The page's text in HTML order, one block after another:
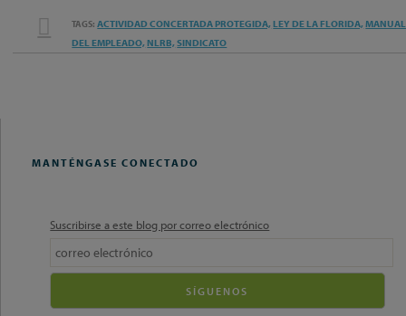
TWEET
LIKE
EMAIL
THIS
SHARE
TAGS:ACTIVIDAD CONCERTADA PROTEGIDA,LEY DE LA FLORIDA,MANUAL
DEL EMPLEADO,NLRB,SINDICATO
MANTÉNGASE CONECTADO
Suscribirse a este blog por correo electrónico
Your
url